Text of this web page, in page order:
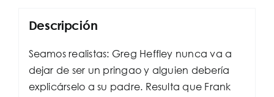
Descripción
Seamos realistas: Greg Heffley nunca va a
dejar de ser un pringao y alguien debería
explicárselo a su padre. Resulta que Frank